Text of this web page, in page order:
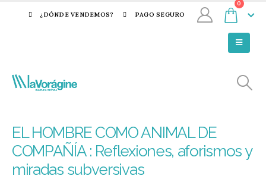
¿DÓNDE VENDEMOS? PAGO SEGURO
0
EL HOMBRE COMO ANIMAL DE
COMPAÑÍA : Reflexiones, aforismos y
miradas subversivas